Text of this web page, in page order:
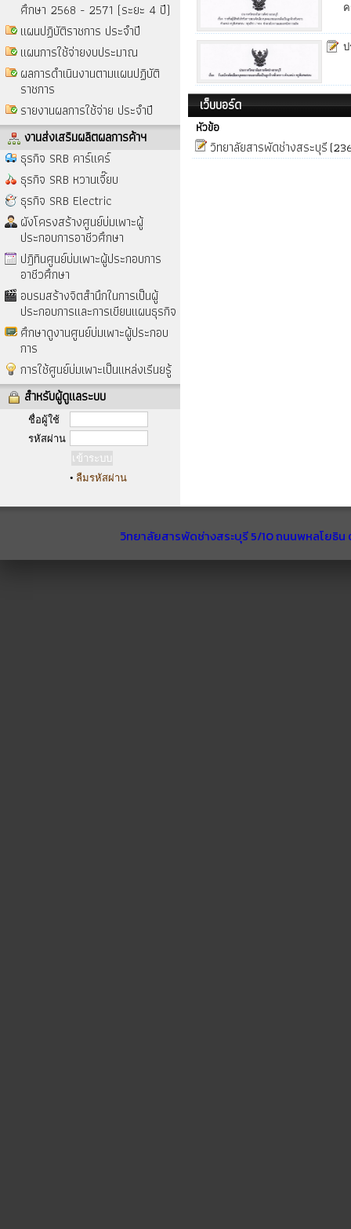
ศึกษา 2568 - 2571 (ระยะ 4 ปี)
แผนปฏิบัติราชการ ประจำปี
แผนการใช้จ่ายงบประมาณ
ผลการดำเนินงานตามแผนปฏิบัติ
ราชการ
รายงานผลการใช้จ่าย ประจำปี
งานส่งเสริมผลิตผลการค้าฯ
ธุรกิจ SRB คาร์แคร์
ธุรกิจ SRB หวานเจี๊ยบ
ธุรกิจ SRB Electric
ผังโครงสร้างศูนย์บ่มเพาะผู้
ประกอบการอาชีวศึกษา
ปฎิทินศูนย์บ่มเพาะผู้ประกอบการ
อาชีวศึกษา
อบรมสร้างจิตสำนึกในการเป็นผู้
ประกอบการและการเขียนแผนธุรกิจ
ศึกษาดูงานศูนย์บ่มเพาะผู้ประกอบ
การ
การใช้ศูนย์บ่มเพาะเป็นแหล่งเรีนยรู้
สำหรับผู้ดูแลระบบ
ชื่อผู้ใช้
รหัสผ่าน
• ลืมรหัสผ่าน
ป
เว็บบอร์ด
หัวข้อ
วิทยาลัยสารพัดช่างสระบุรี
วิทยาลัยสารพัดช่างสระบุรี 5/10 ถนนพหลโยธิ